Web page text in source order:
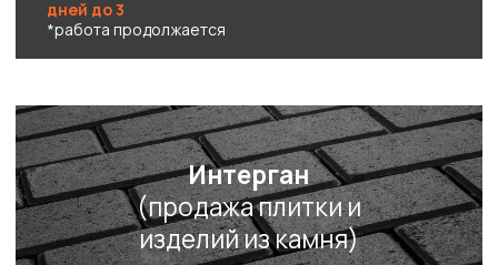
Анна Сорокина
Основатель «РОП
Шеринг»
Вернём деньги в течение
первых 2-х рабочих недель,
если услуга вам не подойдет.
Без лишних вопросов!